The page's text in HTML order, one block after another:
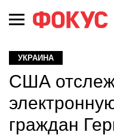
УКРАИНА
США
граждан